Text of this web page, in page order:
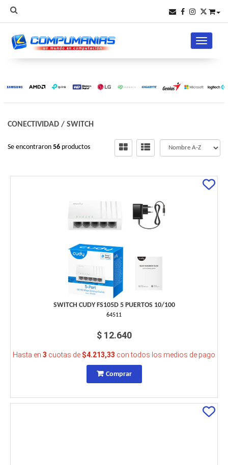
Toggle
CONECTIVIDAD / SWITCH
Se encontraron 56 productos
SWITCH CUDY FS105D 5 PUERTOS 10/100
64511
$ 12.640
Hasta en 3 cuotas de $4.213,33 con todos los medios de pago
Comprar